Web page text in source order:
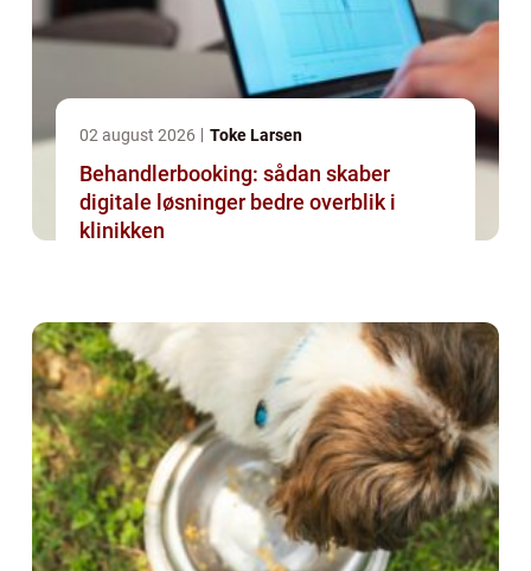
02 august 2026 Toke Larsen
Behandlerbooking: sådan skaber
digitale løsninger bedre overblik i
klinikken